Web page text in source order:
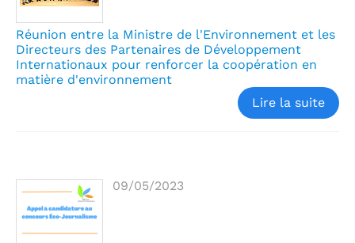
Réunion entre la Ministre de l'Environnement et les
Directeurs des Partenaires de Développement
Internationaux pour renforcer la coopération en
matière d'environnement
Lire la suite
09/05/2023